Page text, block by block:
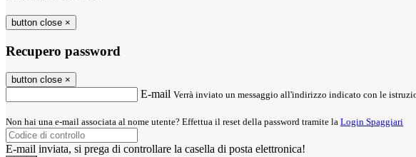
button close ×
Recupero password
button close ×
E-mail Verrà inviato un messaggio all'indirizzo indicato con le
Non hai una e-mail associata al nome utente? Effettua il reset della password tramite la Login Spaggiari
E-mail inviata, si prega di controllare la casella di posta elettronica!